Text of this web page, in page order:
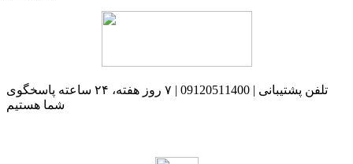
تلفن پشتیبانی | 09120511400 | ۷ روز هفته، ۲۴ ساعته پاسخگوی
شما هستیم